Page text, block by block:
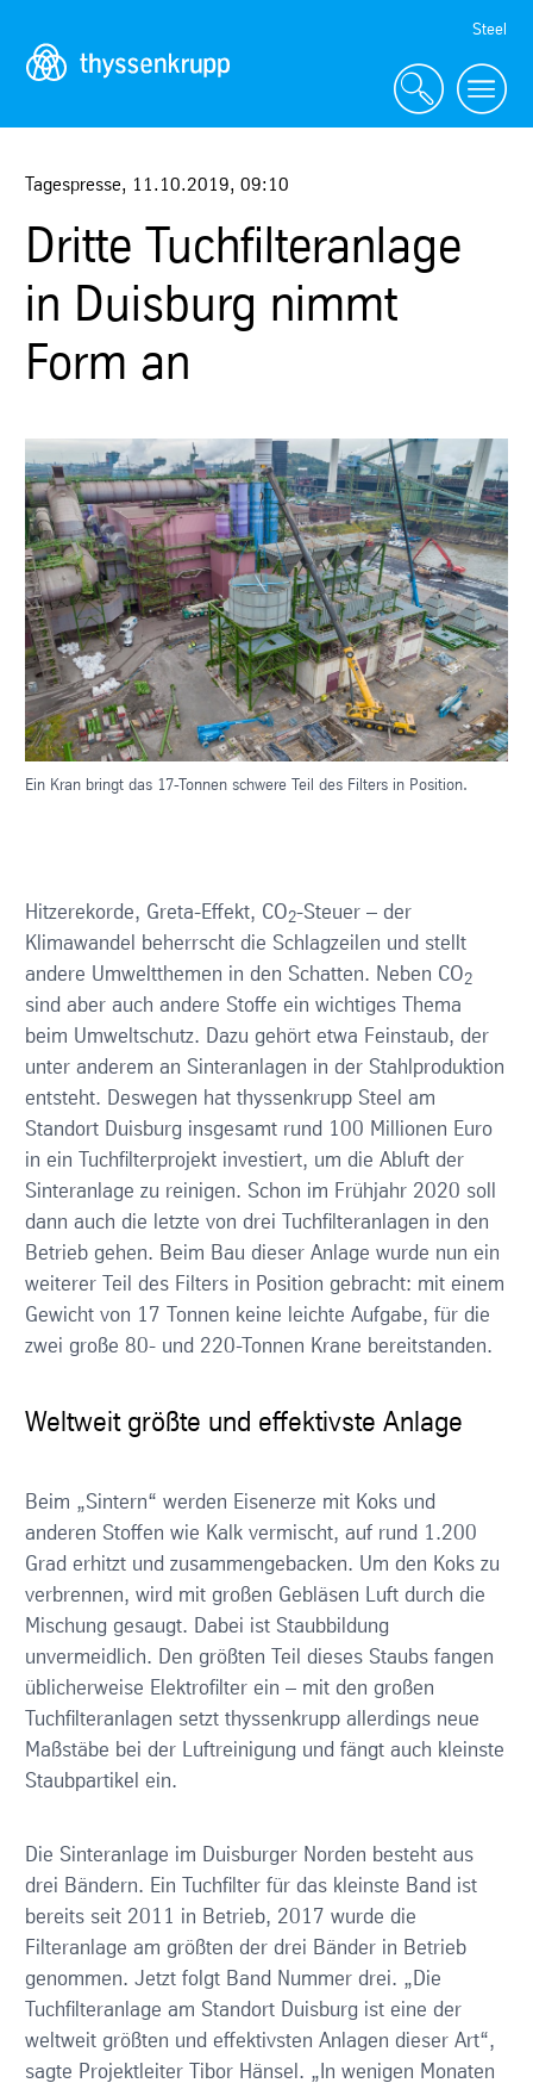
Navigation
Steel
Tagespresse, 11.10.2019, 09:10
Dritte Tuchfilteranlage
in Duisburg nimmt
Form an
Ein Kran bringt das 17-Tonnen schwere Teil des Filters in Position.
Hitzerekorde, Greta-Effekt, CO2-Steuer – der
Klimawandel beherrscht die Schlagzeilen und stellt
andere Umweltthemen in den Schatten. Neben CO2
sind aber auch andere Stoffe ein wichtiges Thema
beim Umweltschutz. Dazu gehört etwa Feinstaub, der
unter anderem an Sinteranlagen in der Stahlproduktion
entsteht. Deswegen hat thyssenkrupp Steel am
Standort Duisburg insgesamt rund 100 Millionen Euro
in ein Tuchfilterprojekt investiert, um die Abluft der
Sinteranlage zu reinigen. Schon im Frühjahr 2020 soll
dann auch die letzte von drei Tuchfilteranlagen in den
Betrieb gehen. Beim Bau dieser Anlage wurde nun ein
weiterer Teil des Filters in Position gebracht: mit einem
Gewicht von 17 Tonnen keine leichte Aufgabe, für die
zwei große 80- und 220-Tonnen Krane bereitstanden.
Weltweit größte und effektivste Anlage
Beim „Sintern“ werden Eisenerze mit Koks und
anderen Stoffen wie Kalk vermischt, auf rund 1.200
Grad erhitzt und zusammengebacken. Um den Koks zu
verbrennen, wird mit großen Gebläsen Luft durch die
Mischung gesaugt. Dabei ist Staubbildung
unvermeidlich. Den größten Teil dieses Staubs fangen
üblicherweise Elektrofilter ein – mit den großen
Tuchfilteranlagen setzt thyssenkrupp allerdings neue
Maßstäbe bei der Luftreinigung und fängt auch kleinste
Staubpartikel ein.
Die Sinteranlage im Duisburger Norden besteht aus
drei Bändern. Ein Tuchfilter für das kleinste Band ist
bereits seit 2011 in Betrieb, 2017 wurde die
Filteranlage am größten der drei Bänder in Betrieb
genommen. Jetzt folgt Band Nummer drei. „Die
Tuchfilteranlage am Standort Duisburg ist eine der
weltweit größten und effektivsten Anlagen dieser Art“,
sagte Projektleiter Tibor Hänsel. „In wenigen Monaten